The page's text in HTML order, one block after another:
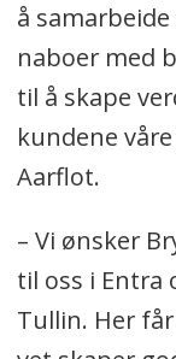
å
naboer med
til å skape
kundene
Aarflot.
– Vi ønsker
til oss i Entra
Tullin. Her